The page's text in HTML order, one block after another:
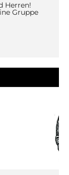
Herren!
Gruppe